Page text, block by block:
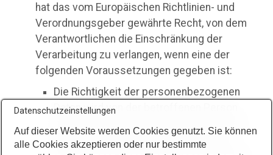
hat das vom Europäischen Richtlinien- und
Verordnungsgeber gewährte Recht, von dem
Verantwortlichen die Einschränkung der
Verarbeitung zu verlangen, wenn eine der
folgenden Voraussetzungen gegeben ist:
Die Richtigkeit der personenbezogenen
Daten wird von der betroffenen Person
dem Verantwortlichen ermöglicht, die
Datenschutzeinstellungen
Auf dieser Website werden Cookies genutzt. Sie können
alle Cookies akzeptieren oder nur bestimmte